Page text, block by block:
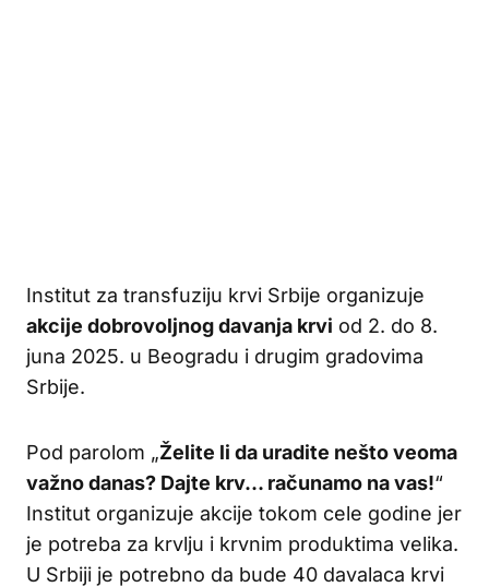
Institut za transfuziju krvi Srbije organizuje
akcije dobrovoljnog davanja krvi od 2. do 8.
juna 2025. u Beogradu i drugim gradovima
Srbije.
Pod parolom „Želite li da uradite nešto veoma
važno danas? Dajte krv… računamo na vas!“
Institut organizuje akcije tokom cele godine jer
je potreba za krvlju i krvnim produktima velika.
U Srbiji je potrebno da bude 40 davalaca krvi